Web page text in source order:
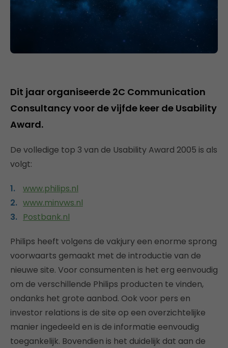
Dit jaar organiseerde 2C Communication
Consultancy voor de vijfde keer de Usability
Award.
De volledige top 3 van de Usability Award 2005 is als
volgt:
www.philips.nl
www.minvws.nl
Postbank.nl
Philips heeft volgens de vakjury een enorme sprong
voorwaarts gemaakt met de introductie van de
nieuwe site. Voor consumenten is het erg eenvoudig
om de verschillende Philips producten te vinden,
ondanks het grote aanbod. Ook voor pers en
investor relations is de site op een overzichtelijke
manier ingedeeld en is de informatie eenvoudig
toegankelijk. Bovendien is het duidelijk dat aan de